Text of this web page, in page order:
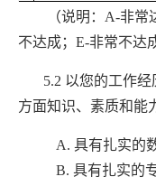
（说明： A-非常
不达成； E-非常不达
5.2 以您的工作
方面知识、素质和
A. 具有扎实的
B. 具有扎实的